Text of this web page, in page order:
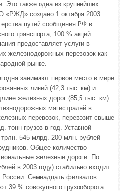
Это также одна из крупнейших
«РЖД» создано 1 октября 2003
путей сообщения РФ в
транспорта, 100 % акций
предоставляет услуги в
железнодорожных перевозок как
рынке.
занимают первое место в мире
линий (42,3 тыс. км) и
железных дорог (85,5 тыс. км).
магистралей в
перевозок, перевозит свыше
тонн грузов в год. Уставной
трлн. 545 млрд. 200 млн. рублей
Общее количество
железные дороги. По
в 2003 году) стабильно входит
России. Семнадцать филиалов
39 % совокупного грузооборота